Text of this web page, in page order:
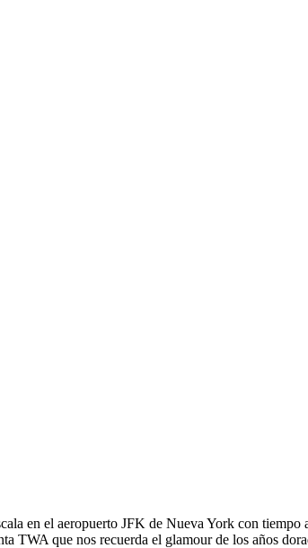
en el aeropuerto JFK de Nueva York con tiempo
TWA que nos recuerda el glamour de los años